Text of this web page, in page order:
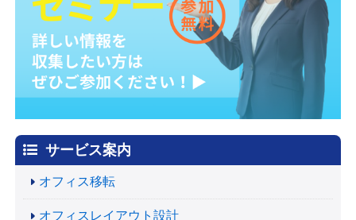
サービス案内
オフィス移転
オフィスレイアウト設計